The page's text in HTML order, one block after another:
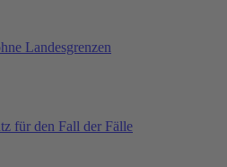
Landesgrenzen
für den Fall der Fälle